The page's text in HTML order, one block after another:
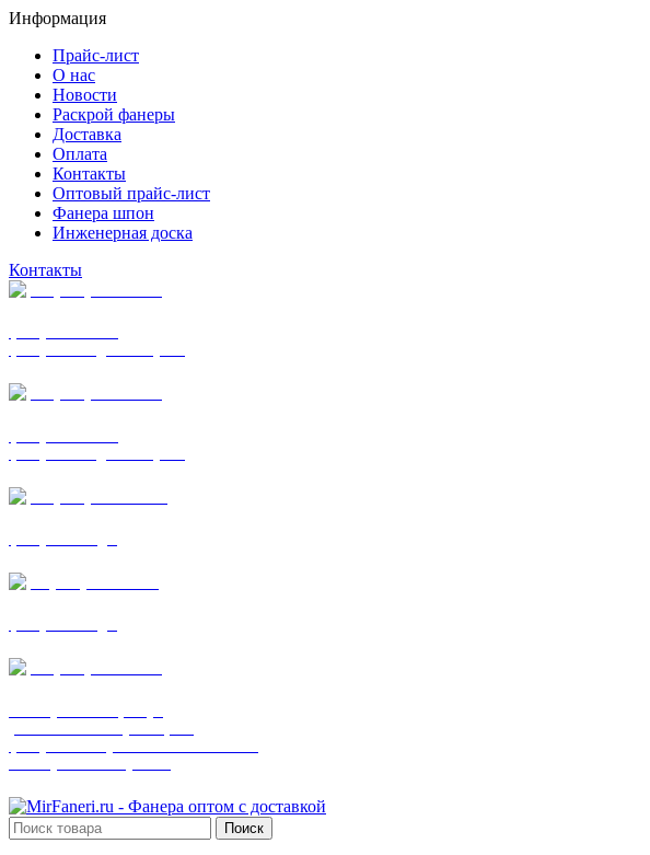
Информация
Прайс-лист
О нас
Новости
Раскрой фанеры
Доставка
Оплата
Контакты
Оптовый прайс-лист
Фанера шпон
Инженерная доска
Контакты
Поиск